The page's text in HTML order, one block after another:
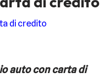
di credito
auto con carta di